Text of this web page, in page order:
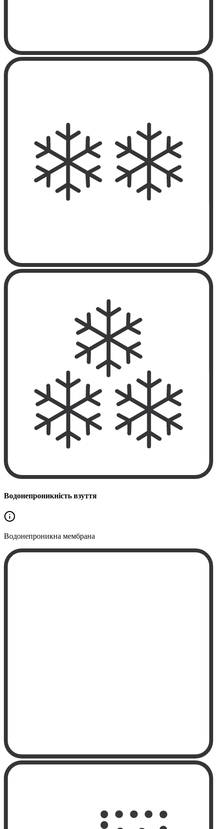
Водонепроникність взуття
Водонепроникна мембрана